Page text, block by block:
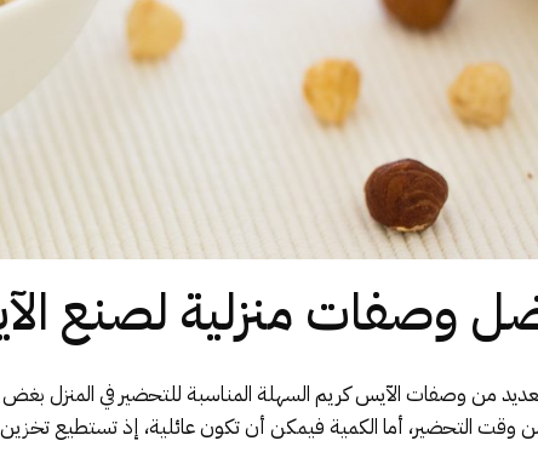
وصفات منزلية لصنع
من وصفات الآيس كريم السهلة المناسبة للتحضير في المنزل
من وقت التحضير، أما الكمية فيمكن أن تكون عائلية، إذ تستطيع